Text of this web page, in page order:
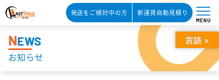
発送をご検討中の方 新運賃自動見積り
MENU
NEWS
お知らせ
言語 »